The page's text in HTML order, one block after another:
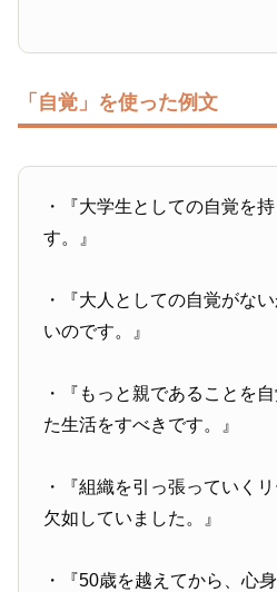
「自覚」を使った例文
・『大学生としての自覚を
す。』
・『大人としての自覚がな
いのです。』
・『もっと親であることを
た生活をすべきです。』
・『組織を引っ張っていく
欠如していました。』
・『50歳を越えてから、心